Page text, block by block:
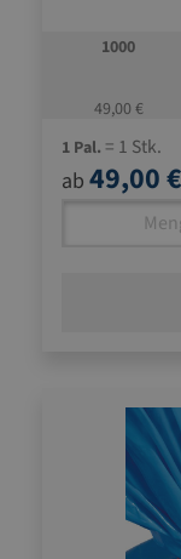
1000
49,00 €
1 Pal. = 1 Stk.
ab 49,00 €